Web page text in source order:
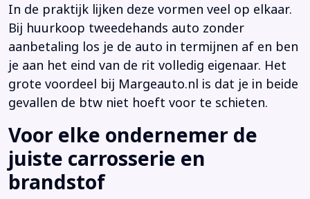
In de praktijk lijken deze vormen veel op elkaar.
Bij huurkoop tweedehands auto zonder
aanbetaling los je de auto in termijnen af en ben
je aan het eind van de rit volledig eigenaar. Het
grote voordeel bij Margeauto.nl is dat je in beide
gevallen de btw niet hoeft voor te schieten.
Voor elke ondernemer de
juiste carrosserie en
brandstof